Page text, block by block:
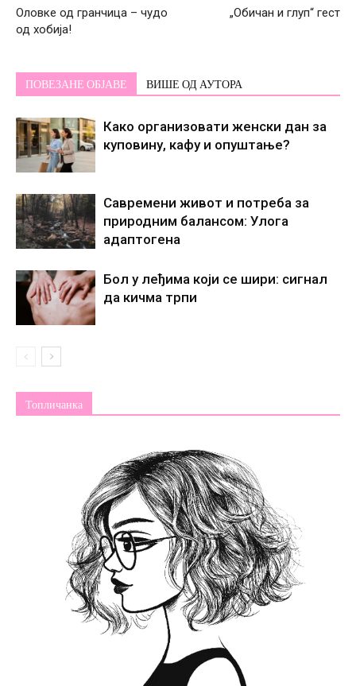
Оловке од гранчица – чудо
од хобија!
„Обичан и глуп“ гест
ПОВЕЗАНЕ ОБЈАВЕ ВИШЕ ОД АУТОРА
Како организовати женски дан за
куповину, кафу и опуштање?
Савремени живот и потреба за
природним балансом: Улога
адаптогена
Бол у леђима који се шири: сигнал
да кичма трпи
Топличанка